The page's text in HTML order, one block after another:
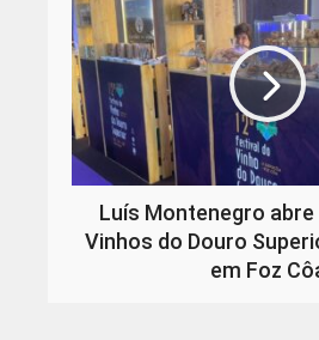
Luís Montenegro
Vinhos do Douro
em Foz